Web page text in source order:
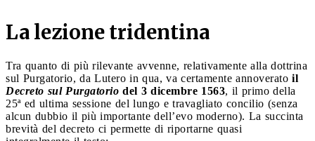
La lezione tridentina
Tra quanto di più rilevante avvenne, relativamente alla dottrina
sul Purgatorio, da Lutero in qua, va certamente annoverato il
Decreto sul Purgatorio del 3 dicembre 1563, il primo della
25ª ed ultima sessione del lungo e travagliato concilio (senza
alcun dubbio il più importante dell’evo moderno). La succinta
brevità del decreto ci permette di riportarne quasi